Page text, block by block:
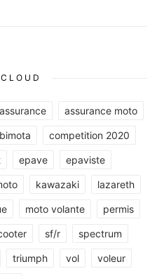
assurance assurance moto
bimota competition 2020
epave epaviste
kawazaki lazareth
moto volante permis
sf/r spectrum
triumph vol voleur